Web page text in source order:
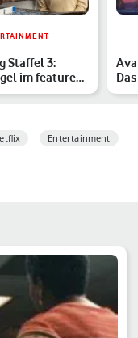
Staffel 3:
im featured-
– alle Inf…
Entertainment